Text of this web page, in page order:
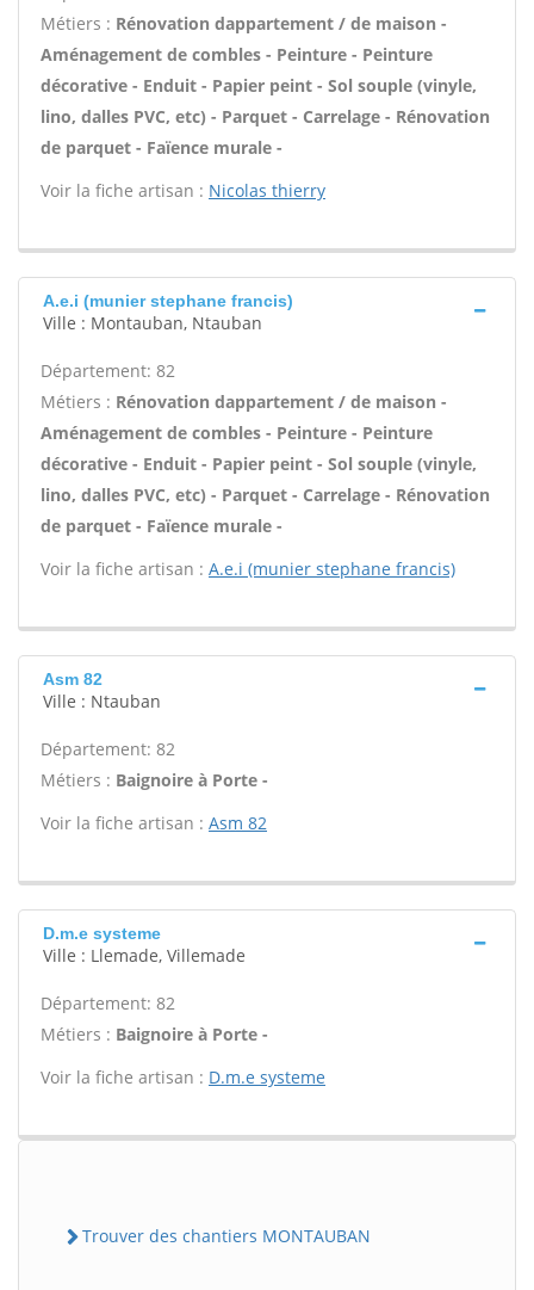
Métiers : Rénovation dappartement / de maison -
Aménagement de combles - Peinture - Peinture
décorative - Enduit - Papier peint - Sol souple (vinyle,
lino, dalles PVC, etc) - Parquet - Carrelage - Rénovation
de parquet - Faïence murale -
Voir la fiche artisan : Nicolas thierry
A.e.i (munier stephane francis)
Ville : Montauban, Ntauban
Département: 82
Métiers : Rénovation dappartement / de maison -
Aménagement de combles - Peinture - Peinture
décorative - Enduit - Papier peint - Sol souple (vinyle,
lino, dalles PVC, etc) - Parquet - Carrelage - Rénovation
de parquet - Faïence murale -
Voir la fiche artisan : A.e.i (munier stephane francis)
Asm 82
Ville : Ntauban
Département: 82
Métiers : Baignoire à Porte -
Voir la fiche artisan : Asm 82
D.m.e systeme
Ville : Llemade, Villemade
Département: 82
Métiers : Baignoire à Porte -
Voir la fiche artisan : D.m.e systeme
Trouver des chantiers MONTAUBAN